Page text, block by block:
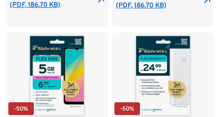
(PDF, 186.70 KB)
(PDF, 186.70 KB)
-50% -50%